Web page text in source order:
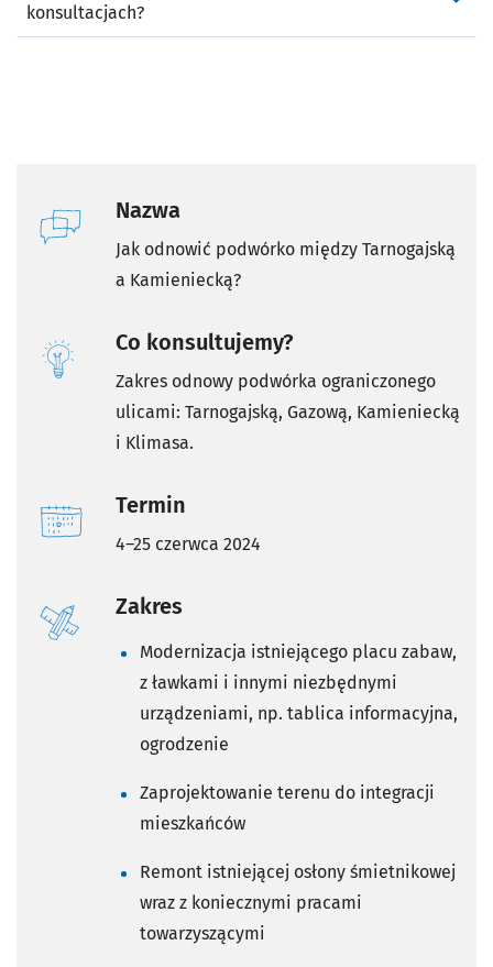
konsultacjach?
Nazwa
Jak odnowić podwórko między Tarnogajską
a Kamieniecką?
Co konsultujemy?
Zakres odnowy podwórka ograniczonego
ulicami: Tarnogajską, Gazową, Kamieniecką
i Klimasa.
Termin
4–25 czerwca 2024
Zakres
Modernizacja istniejącego placu zabaw,
z ławkami i innymi niezbędnymi
urządzeniami, np. tablica informacyjna,
ogrodzenie
Zaprojektowanie terenu do integracji
mieszkańców
Remont istniejącej osłony śmietnikowej
wraz z koniecznymi pracami
towarzyszącymi